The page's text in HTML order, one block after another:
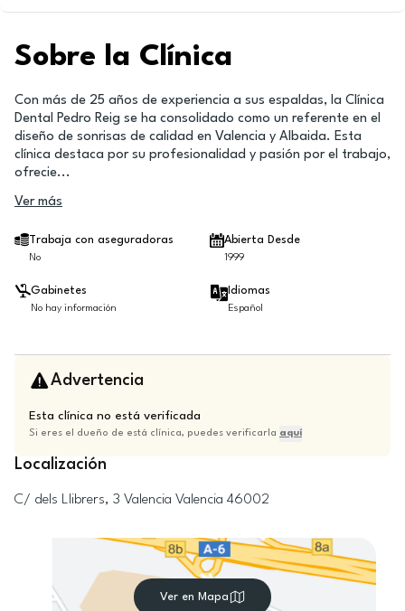
Sobre la Clínica
Con más de 25 años de experiencia a sus espaldas, la Clínica
Dental Pedro Reig se ha consolidado como un referente en el
diseño de sonrisas de calidad en Valencia y Albaida. Esta
clínica destaca por su profesionalidad y pasión por el trabajo,
ofrecie...
Ver más
Trabaja con aseguradoras
No
Abierta Desde
1999
Gabinetes
No hay información
Idiomas
Español
Advertencia
Esta clínica no está verificada
Si eres el dueño de está clínica, puedes verificarla aquí
Localización
C/ dels Llibrers, 3 Valencia Valencia 46002
Ver en Mapa